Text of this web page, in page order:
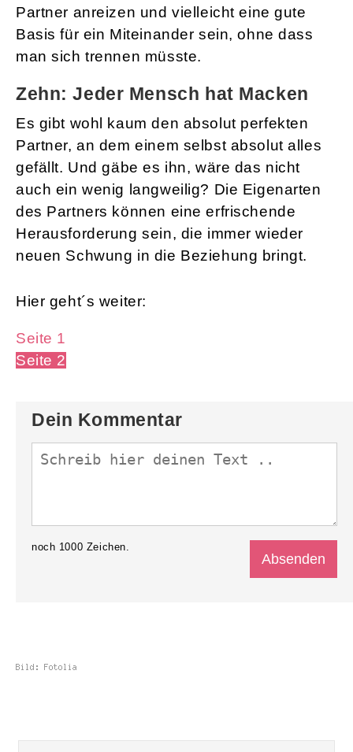
Partner anreizen und vielleicht eine gute
Basis für ein Miteinander sein, ohne dass
man sich trennen müsste.
Zehn: Jeder Mensch hat Macken
Es gibt wohl kaum den absolut perfekten
Partner, an dem einem selbst absolut alles
gefällt. Und gäbe es ihn, wäre das nicht
auch ein wenig langweilig? Die Eigenarten
des Partners können eine erfrischende
Herausforderung sein, die immer wieder
neuen Schwung in die Beziehung bringt.
Hier geht´s weiter:
Seite 1
Seite 2
Dein Kommentar
noch 1000 Zeichen.